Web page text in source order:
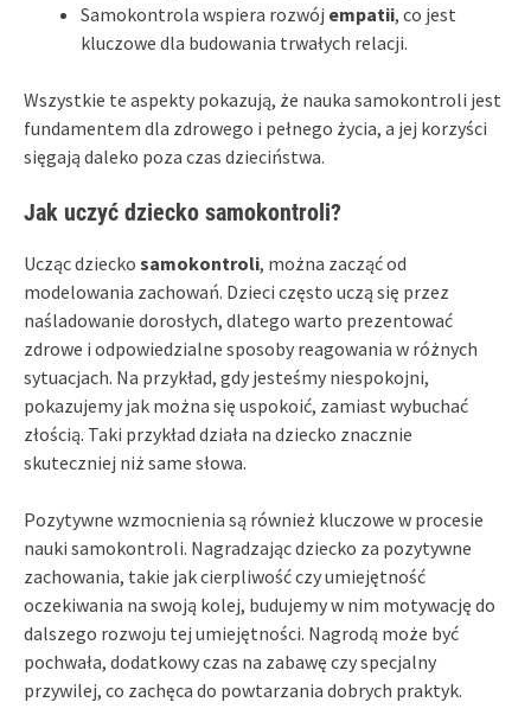
Samokontrola wspiera rozwój empatii, co jest
kluczowe dla budowania trwałych relacji.
Wszystkie te aspekty pokazują, że nauka samokontroli jest
fundamentem dla zdrowego i pełnego życia, a jej korzyści
sięgają daleko poza czas dzieciństwa.
Jak uczyć dziecko samokontroli?
Ucząc dziecko samokontroli, można zacząć od
modelowania zachowań. Dzieci często uczą się przez
naśladowanie dorosłych, dlatego warto prezentować
zdrowe i odpowiedzialne sposoby reagowania w różnych
sytuacjach. Na przykład, gdy jesteśmy niespokojni,
pokazujemy jak można się uspokoić, zamiast wybuchać
złością. Taki przykład działa na dziecko znacznie
skuteczniej niż same słowa.
Pozytywne wzmocnienia są również kluczowe w procesie
nauki samokontroli. Nagradzając dziecko za pozytywne
zachowania, takie jak cierpliwość czy umiejętność
oczekiwania na swoją kolej, budujemy w nim motywację do
dalszego rozwoju tej umiejętności. Nagrodą może być
pochwała, dodatkowy czas na zabawę czy specjalny
przywilej, co zachęca do powtarzania dobrych praktyk.